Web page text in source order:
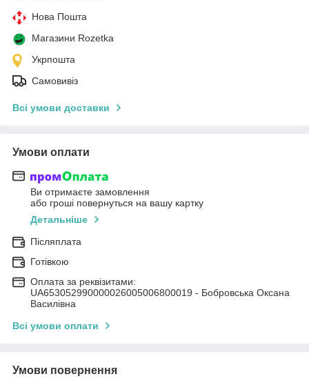
Нова Пошта
Магазини Rozetka
Укрпошта
Самовивіз
Всі умови доставки
Умови оплати
Ви отримаєте замовлення
або гроші повернуться на вашу картку
Детальніше
Післяплата
Готівкою
Оплата за реквізитами:
UA653052990000026005006800019 - Бобровська Оксана
Василівна
Всі умови оплати
Умови повернення